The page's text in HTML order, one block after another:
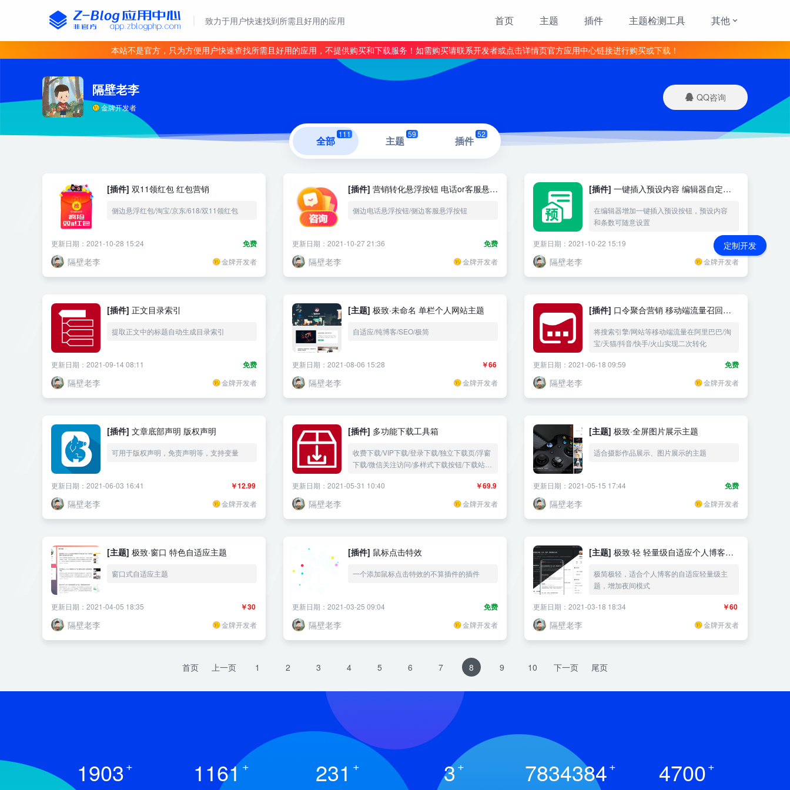
致力于用户快速找到所需且好用的应用 首页 主题 插件 主题检测工具 其他
本站不是官方，只为方便用户快速查找所需且好用的应用，不提供购买和下载服务！如需购买请联系开发者或点击详情页官方应用中心链接进行购买或下载！
隔壁老李
金牌开发者
QQ咨询
全部
111
主题
59
插件
52
[插件] 双11领红包 红包营销
侧边悬浮红包/淘宝/京东/618/双11领红包
免费
更新日期：2021-10-28 15:24
隔壁老李 金牌开发者
[插件] 营销转化悬浮按钮 电话or客服悬浮
侧边电话悬浮按钮/侧边客服悬浮按钮
免费
更新日期：2021-10-27 21:36
隔壁老李 金牌开发者
[插件] 一键插入预设内容 编辑器自定义
在编辑器增加一键插入预设按钮，预设内容
和条数可随意设置
￥9.9
更新日期：2021-10-22 15:19
隔壁老李 金牌开发者
[插件] 正文目录索引
提取正文中的标题自动生成目录索引
免费
更新日期：2021-09-14 08:11
隔壁老李 金牌开发者
[主题] 极致·未命名 单栏个人网站主题
自适应/纯博客/SEO/极简
￥66
更新日期：2021-08-06 15:28
隔壁老李 金牌开发者
[插件] 口令聚合营销 移动端流量召回复
将搜索引擎/网站等移动端流量在阿里巴巴/淘
宝/天猫/抖音/快手/火山实现二次转化
免费
更新日期：2021-06-18 09:59
隔壁老李 金牌开发者
[插件] 文章底部声明 版权声明
可用于版权声明，免责声明等，支持变量
￥12.99
更新日期：2021-06-03 16:41
隔壁老李 金牌开发者
[插件] 多功能下载工具箱
收费下载/VIP下载/登录下载/独立下载页/浮窗
下载/微信关注访问/多样式下载按钮/下载站必
￥69.9
更新日期：2021-05-31 10:40
隔壁老李 金牌开发者
[主题] 极致·全屏图片展示主题
适合摄影作品展示、图片展示的主题
免费
更新日期：2021-05-15 17:44
隔壁老李 金牌开发者
[主题] 极致·窗口 特色自适应主题
窗口式自适应主题
￥30
更新日期：2021-04-05 18:35
隔壁老李 金牌开发者
[插件] 鼠标点击特效
一个添加鼠标点击特效的不算插件的插件
免费
更新日期：2021-03-25 09:04
隔壁老李 金牌开发者
[主题] 极致·轻 轻量级自适应个人博客主
极简极轻，适合个人博客的自适应轻量级主
题，增加夜间模式
￥60
更新日期：2021-03-18 18:34
隔壁老李 金牌开发者
首页 上一页 1 2 3 4 5 6 7 8 9 10 下一页 尾页
1903+ 1161+ 231 + 3+ 7834384+ 4700+
定制开发